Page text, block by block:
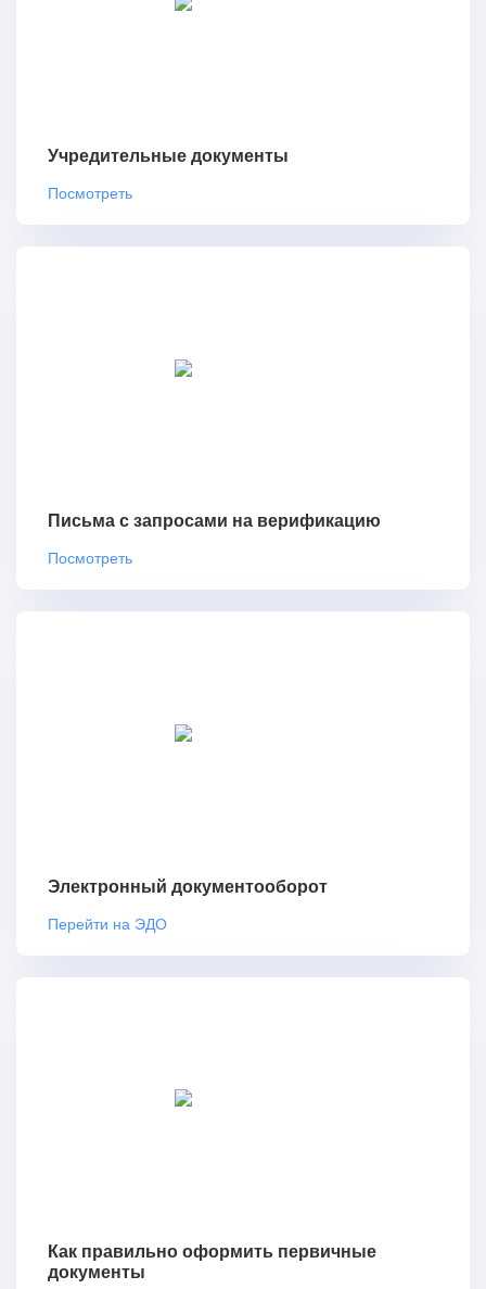
Учредительные документы
Посмотреть
Письма с запросами на верификацию
Посмотреть
Электронный документооборот
Перейти на ЭДО
Как правильно оформить первичные
документы